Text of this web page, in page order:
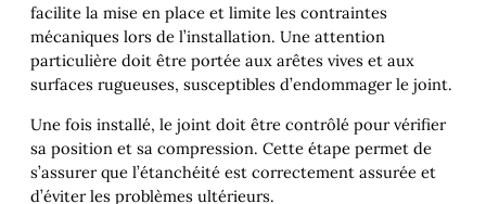
facilite la mise en place et limite les contraintes
mécaniques lors de l’installation. Une attention
particulière doit être portée aux arêtes vives et aux
surfaces rugueuses, susceptibles d’endommager le joint.
Une fois installé, le joint doit être contrôlé pour vérifier
sa position et sa compression. Cette étape permet de
s’assurer que l’étanchéité est correctement assurée et
d’éviter les problèmes ultérieurs.